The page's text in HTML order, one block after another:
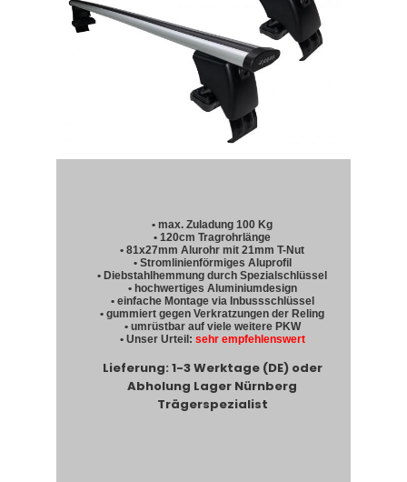
• max. Zuladung 100 Kg
• 120cm Tragrohrlänge
• 81x27mm Alurohr mit 21mm T-Nut
• Stromlinienförmiges Aluprofil
• Diebstahlhemmung durch Spezialschlüssel
• hochwertiges Aluminiumdesign
• einfache Montage via Inbussschlüssel
• gummiert gegen Verkratzungen der Reling
• umrüstbar auf viele weitere PKW
• Unser Urteil: sehr empfehlenswert
Lieferung: 1-3 Werktage (DE) oder
Abholung Lager Nürnberg
Trägerspezialist